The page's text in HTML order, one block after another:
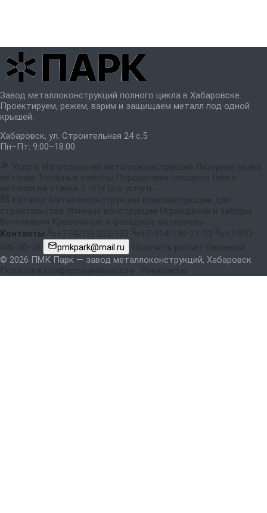
Завод металлоконструкций полного цикла в Хабаровске.
Проектируем, режем, варим и защищаем металл под одной
крышей.
Хабаровск, ул. Строительная 24 с.5
Пн–Пт: 9:00–18:00
Услуги Изготовление металлоконструкций Лазерная резка
металла Токарные работы Порошковая покраска Гибка
металла на станке с ЧПУ Все услуги →
Каталог Металлоконструкции Комплектующие для
строительства Уличные конструкции Ограждения и заборы
Вентиляция Кровельные и фасадные материалы
Контакты
+7 (4212) 202-123 +7-914-158-21-23
+7-933-
086-80-70
pmkpark@mail.ru Получить расчёт Вакансии
© 2026 ПМК Парк — завод металлоконструкций, Хабаровск
Политика конфиденциальности · Реквизиты